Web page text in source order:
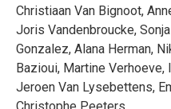
Christiaan Van Bignoot,
Joris Vandenbroucke, Sonja
Gonzalez, Alana Herman,
Bazioui, Martine Verhoeve,
Jeroen Van Lysebettens,